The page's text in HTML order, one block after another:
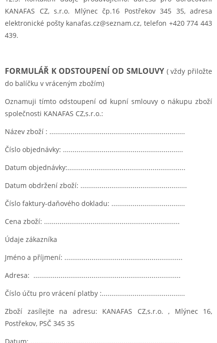
KANAFAS CZ, s.r.o. Mlýnec čp.16 Postřekov 345 35, adresa
elektronické pošty kanafas.cz@seznam.cz, telefon +420 774 443
439.
FORMULÁŘ K ODSTOUPENÍ OD SMLOUVY( vždy přiložte
do balíčku v vráceným zbožím)
Oznamuji tímto odstoupení od kupní smlouvy o nákupu zboží
společnosti KANAFAS CZ,s.r.o.:
Název zboží : ......................................................................
Číslo objednávky: ..............................................................
Datum objednávky:.............................................................
Datum obdržení zboží: .......................................................
Číslo faktury-daňového dokladu: ......................................
Cena zboží: ......................................................................
Údaje zákazníka
Jméno a příjmení: .............................................................
Adresa: ............................................................................
Číslo účtu pro vrácení platby :...........................................
Zboží zasílejte na adresu: KANAFAS CZ,s.r.o. , Mlýnec 16,
Postřekov, PSČ 345 35